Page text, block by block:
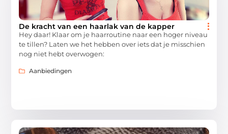
De kracht van een haarlak van de kapper
Hey daar! Klaar om je haarroutine naar een hoger niveau
te tillen? Laten we het hebben over iets dat je misschien
nog niet hebt overwogen:
Aanbiedingen